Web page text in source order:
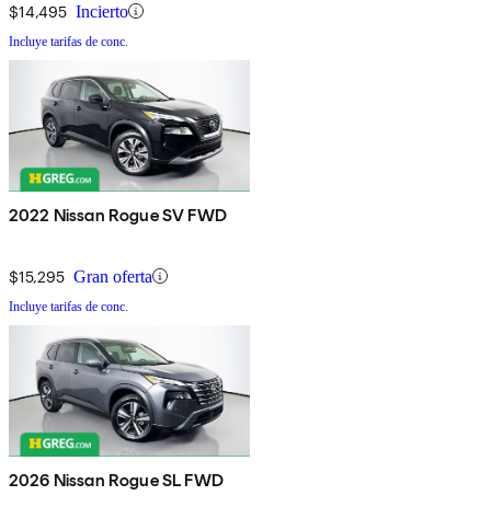
$14,495 Incierto
Incluye tarifas de conc.
2022 Nissan Rogue SV FWD
$15,295 Gran oferta
Incluye tarifas de conc.
2026 Nissan Rogue SL FWD